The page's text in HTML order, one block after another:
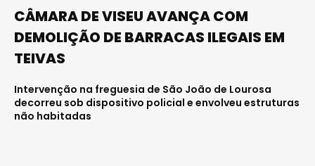
CÂMARA DE VISEU AVANÇA COM
DEMOLIÇÃO DE BARRACAS ILEGAIS EM
TEIVAS
Intervenção na freguesia de São João de Lourosa
decorreu sob dispositivo policial e envolveu estruturas
não habitadas